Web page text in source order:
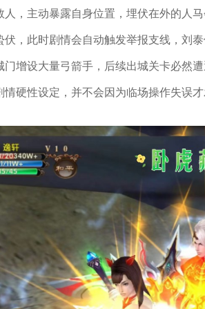
人，主动暴露自身位置，埋伏在外的人
伏，此时剧情会自动触发举报支线，刘
门增设大量弓箭手，后续出城关卡必然
硬性设定，并不会因为临场操作失误才